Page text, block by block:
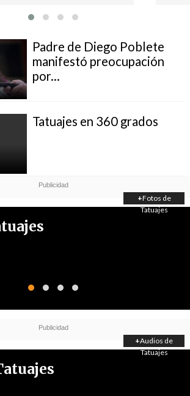
Padre de Diego Poblete
manifestó preocupación
por...
Tatuajes en 360 grados
+Fotos de
Tatuajes
+Audios de
Tatuajes